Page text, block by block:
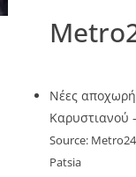
Νέες
Καρυστιανού
Source:
Patsia